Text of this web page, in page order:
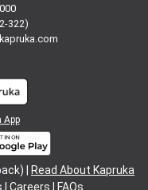
322)
App
|
Read About Kapruka
Careers FAQs